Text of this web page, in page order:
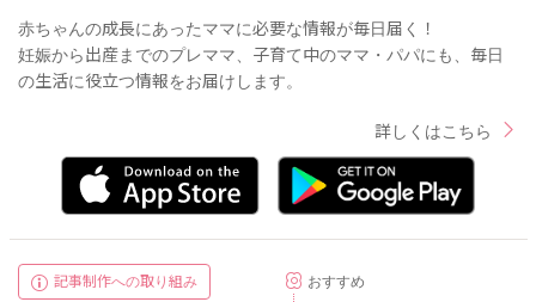
赤ちゃんの成長にあったママに必要な情報が毎日届く！
妊娠から出産までのプレママ、子育て中のママ・パパにも、毎日
の生活に役立つ情報をお届けします。
詳しくはこちら
記事制作への取り組み
おすすめ